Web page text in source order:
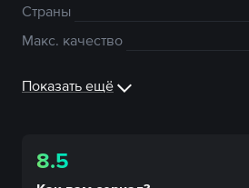
Страны
Макс. качество
Показать ещё
8.5